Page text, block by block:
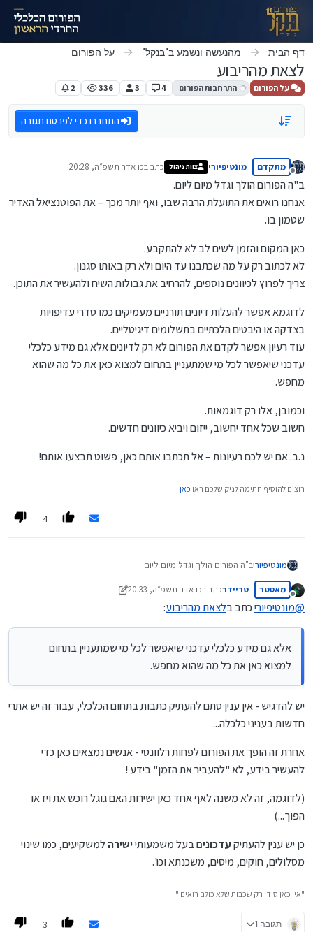
דילוג לתוכן
דף הבית מהנעשה ונשמע ב"בנקל" על הפורום
לצאת מהריבוע
על הפורום התרחבות הפורום 4
3
336
2
התחברו כדי לפרסם תגובה
מנותק
מתקדם מונטיפיורי צוות ניהול כתב בכו אדר תשפ״ה, 20:28
נערך לאחרונה על ידי
ב"ה הפורום הולך וגדל מיום ליום.
אנחנו רואים את התועלת הרבה שבו, ואף יותר מכך – את הפוטנציאל האדיר
שטמון בו.
כאן המקום והזמן לשים לב לא להתקבע.
לא לכתוב רק על מה שכתבנו עד היום ולא רק באותו סגנון.
צריך לפרוץ לכיוונים נוספים, להרחיב את גבולות השיח ולהעשיר את התוכן.
לדוגמא אפשר להעלות דיונים תורניים מעמיקים כמו סדרי עדיפויות
בצדקה או היבטים הלכתיים בתשלומים דיגיטליים.
עוד רעיון אפשר לקדם את הפורום לא רק לדיונים אלא גם מידע כלכלי
עדכני שיאפשר לכל מי שמתעניין בתחום למצוא כאן את כל מה שהוא
מחפש.
וכמובן, אלו רק דוגמאות.
חשוב שכל אחד יחשוב, ייזום ויביא כיוונים חדשים.
נ.ב. אם יש לכם רעיונות – אל תכתבו אותם כאן, פשוט תבצעו אותם!
רוצים להוסיף חתימה לניק שלכם ראו כאן
4
מונטיפיוריב"ה הפורום הולך וגדל מיום ליום.
האדיר שטמון בו.
כאן המקום והזמן לשים לב לא להתקבע.
לא לכתוב רק על מה שכתבנו עד היום ולא רק באותו סגנון.
התוכן.
בצדקה או היבטים הלכתיים בתשלומים דיגיטליים.
עוד רעיון אפשר לקדם את הפורום לא רק לדיונים אלא גם מידע כלכלי
עדכני שיאפשר לכל מי שמתעניין בתחום למצוא כאן את כל מה שהוא
מחפש.
וכמובן, אלו רק דוגמאות.
חשוב שכל אחד יחשוב, ייזום ויביא כיוונים חדשים.
נ.ב. אם יש לכם רעיונות – אל תכתבו אותם כאן, פשוט תבצעו אותם!
מנותק
מאסטר טריידרכתב בכו אדר תשפ״ה, 20:33
נערך לאחרונה על ידי טריידר
@מונטיפיוריכתב בלצאת מהריבוע:
אלא גם מידע כלכלי עדכני שיאפשר לכל מי שמתעניין בתחום
למצוא כאן את כל מה שהוא מחפש.
יש להדגיש - אין ענין סתם להעתיק כתבות בתחום הכלכלי, עבור זה יש אתרי
חדשות בעניני כלכלה...
אחרת זה הופך את הפורום לפחות רלוונטי - אנשים נמצאים כאן כדי
להעשיר בידע, לא "להעביר את הזמן" בידע !
(לדוגמה, זה לא משנה לאף אחד כאן ישירות האם גוגל רוכש את ויז או
הפוך...)
כן יש ענין להעתיקעדכוניםבעל משמעותיישירהלמשקיעים, כמו שינוי
מסלולים, חוקים, מיסים, משכנתא וכו'.
"אין כאן סוד. רק שכבות שלא כולם רואים."
תגובה 1 3